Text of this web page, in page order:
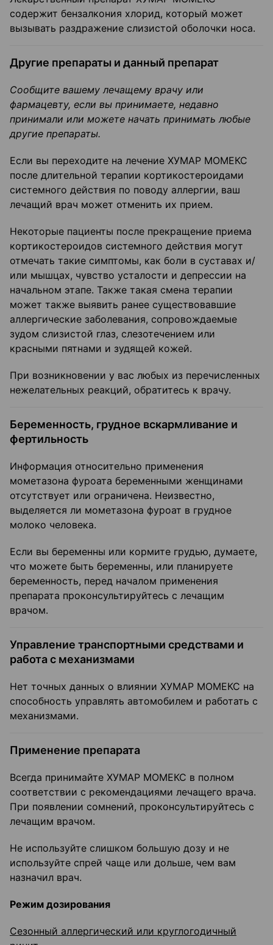
содержит бензалкония хлорид, который может
вызывать раздражение слизистой оболочки носа.
Другие препараты и данный препарат
Сообщите вашему лечащему врачу или
фармацевту, если вы принимаете, недавно
принимали или можете начать принимать любые
другие препараты.
Если вы переходите на лечение ХУМАР МОМЕКС
после длительной терапии кортикостероидами
системного действия по поводу аллергии, ваш
лечащий врач может отменить их прием.
Некоторые пациенты после прекращение приема
кортикостероидов системного действия могут
отмечать такие симптомы, как боли в суставах и/
или мышцах, чувство усталости и депрессии на
начальном этапе. Также такая смена терапии
может также выявить ранее существовавшие
аллергические заболевания, сопровождаемые
зудом слизистой глаз, слезотечением или
красными пятнами и зудящей кожей.
При возникновении у вас любых из перечисленных
нежелательных реакций, обратитесь к врачу.
Беременность, грудное вскармливание и
фертильность
Информация относительно применения
мометазона фуроата беременными женщинами
отсутствует или ограничена. Неизвестно,
выделяется ли мометазона фуроат в грудное
молоко человека.
Если вы беременны или кормите грудью, думаете,
что можете быть беременны, или планируете
беременность, перед началом применения
препарата проконсультируйтесь с лечащим
врачом.
Управление транспортными средствами и
работа с механизмами
Нет точных данных о влиянии ХУМАР МОМЕКС на
способность управлять автомобилем и работать с
механизмами.
Применение препарата
Всегда принимайте ХУМАР МОМЕКС в полном
соответствии с рекомендациями лечащего врача.
При появлении сомнений, проконсультируйтесь с
лечащим врачом.
Не используйте слишком большую дозу и не
используйте спрей чаще или дольше, чем вам
назначил врач.
Режим дозирования
Сезонный аллергический или круглогодичный